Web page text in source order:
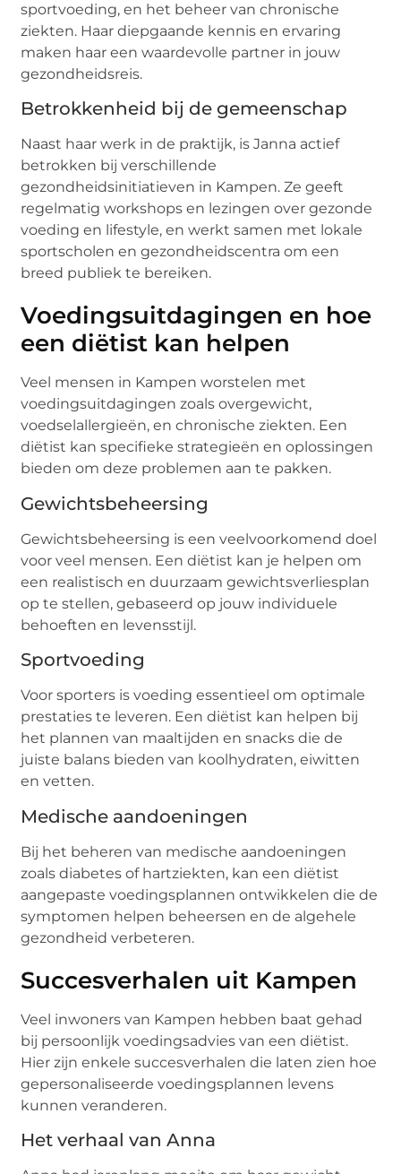
sportvoeding, en het beheer van chronische
ziekten. Haar diepgaande kennis en ervaring
maken haar een waardevolle partner in jouw
gezondheidsreis.
Betrokkenheid bij de gemeenschap
Naast haar werk in de praktijk, is Janna actief
betrokken bij verschillende
gezondheidsinitiatieven in Kampen. Ze geeft
regelmatig workshops en lezingen over gezonde
voeding en lifestyle, en werkt samen met lokale
sportscholen en gezondheidscentra om een
breed publiek te bereiken.
Voedingsuitdagingen en hoe
een diëtist kan helpen
Veel mensen in Kampen worstelen met
voedingsuitdagingen zoals overgewicht,
voedselallergieën, en chronische ziekten. Een
diëtist kan specifieke strategieën en oplossingen
bieden om deze problemen aan te pakken.
Gewichtsbeheersing
Gewichtsbeheersing is een veelvoorkomend doel
voor veel mensen. Een diëtist kan je helpen om
een realistisch en duurzaam gewichtsverliesplan
op te stellen, gebaseerd op jouw individuele
behoeften en levensstijl.
Sportvoeding
Voor sporters is voeding essentieel om optimale
prestaties te leveren. Een diëtist kan helpen bij
het plannen van maaltijden en snacks die de
juiste balans bieden van koolhydraten, eiwitten
en vetten.
Medische aandoeningen
Bij het beheren van medische aandoeningen
zoals diabetes of hartziekten, kan een diëtist
aangepaste voedingsplannen ontwikkelen die de
symptomen helpen beheersen en de algehele
gezondheid verbeteren.
Succesverhalen uit Kampen
Veel inwoners van Kampen hebben baat gehad
bij persoonlijk voedingsadvies van een diëtist.
Hier zijn enkele succesverhalen die laten zien hoe
gepersonaliseerde voedingsplannen levens
kunnen veranderen.
Het verhaal van Anna